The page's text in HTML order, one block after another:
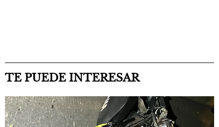
TE PUEDE INTERESAR